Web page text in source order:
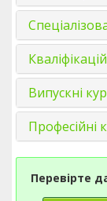
Випускні
Професійні
Перевірте